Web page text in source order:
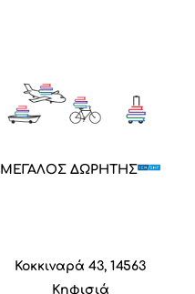
Κοκκιναρά 43, 14563
Κηφισιά
ΜΕΓΑΛΟΣ ΔΩΡΗΤΗΣ